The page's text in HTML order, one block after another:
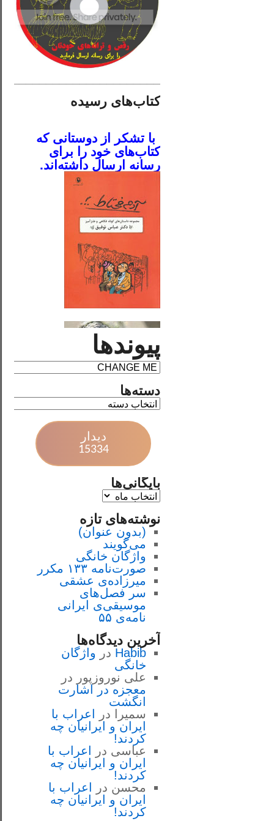
کتاب‌های رسیده
با تشکر از دوستانی که
کتاب‌های خود را برای
رسانه ارسال داشته‌اند.
پیوندها
دسته‌ها
دیدار
15334
بایگانی‌ها
نوشته‌های تازه
(بدون عنوان)
می‌گویند
واژگان خانگی
صورت‌نامه ۱۳۳ مکرر
میرزاده‌ی عشقی
سر فصل‌هاى
موسيقى‌ی ايرانى
نامه‌ی ۵۵
آخرین دیدگاه‌ها
Habib در واژگان
خانگی
علی نوروزپور در
معجزه در اشارت
انگشت
سمیرا
در
اعراب با
ايران و ايرانيان چه
كردند!
عباسی در
اعراب با
ايران و ايرانيان چه
كردند!
محسن در
اعراب با
ايران و ايرانيان چه
كردند!